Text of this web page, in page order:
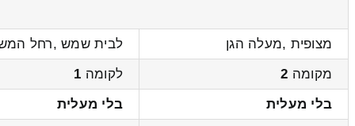
מצופית ,מעלה הגן
לבית שמש ,רחל
מקומה 2 לקומה 1
בלי מעלית
בלי מעלית